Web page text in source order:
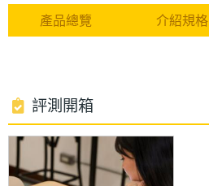
產品總覽 介紹規格
評測開箱